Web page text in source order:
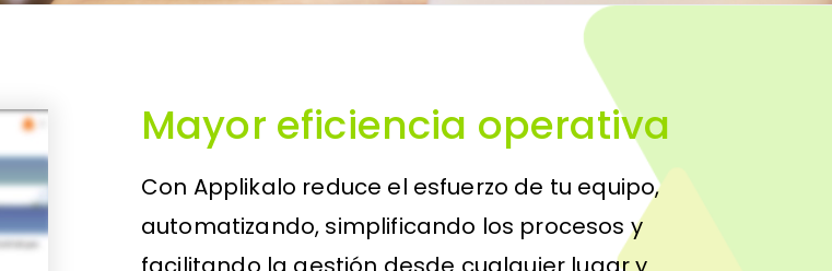
Mayor eficiencia operativa
Con Applikalo reduce el esfuerzo de tu equipo,
automatizando, simplificando los procesos y